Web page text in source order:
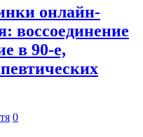
онлайн-
воссоединение
в 90-е,
0